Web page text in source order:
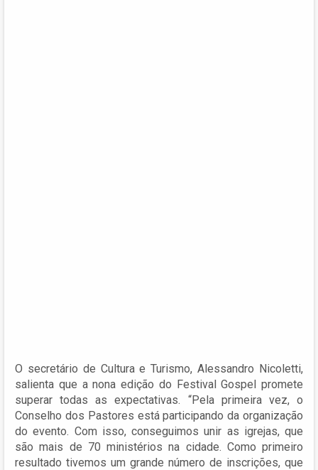
O secretário de Cultura e Turismo, Alessandro Nicoletti,
salienta que a nona edição do Festival Gospel promete
superar todas as expectativas. “Pela primeira vez, o
Conselho dos Pastores está participando da organização
do evento. Com isso, conseguimos unir as igrejas, que
são mais de 70 ministérios na cidade. Como primeiro
resultado tivemos um grande número de inscrições, que